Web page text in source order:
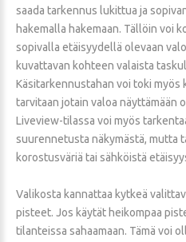
saada tarkennus lukittua ja
hakemalla hakemaan. Tällöin voi
sopivalla etäisyydellä olevaan
kuvattavan kohteen valaista
Käsitarkennustahan voi toki myös
tarvitaan jotain valoa näyttämään
Liveview-tilassa voi myös
suurennetusta näkymästä, mutta
korostusväriä tai sähköistä
Valikosta kannattaa kytkeä
pisteet. Jos käytät heikompaa
tilanteissa sahaamaan. Tämä voi